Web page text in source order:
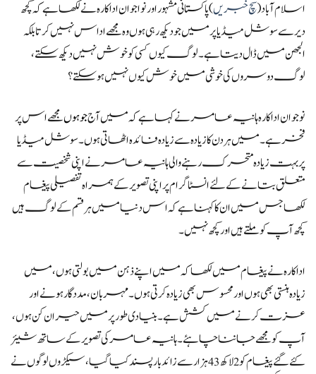
اسلام آباد(سچ خبریں) پاکستانی مشہور اور نواجوان اداکارہ نے لکھا ہے کہ کچھ
دیر سے سوشل میڈیا پر میں جو دیکھ رہی ہوں وہ مجھے اداس نہیں کرتا بلکہ
الجھن میں ڈال دیتا ہے۔ لوگ کیوں کسی کو خوش نہیں دیکھ سکتے،
لوگ دوسروں کی خوشی میں خوش کیوں نہیں ہو سکتے؟
نوجوان اداکارہ ہانیہ عامر نے کہا ہے کہ میں آججو ہوںمجھے اس پر
فخر ہے۔ میں ہر دن کا زیادہ سے زیادہ فائدہ اٹھاتی ہوں۔سوشل میڈیا
پر بہت زیادہ متحرک رہنے والی ہانیہ عامر نے اپنی شخصیت سے
متعلق بتانے کے لئے انسٹاگرام پر اپنی تصویر کے ہمراہ تفصیلی پیغام
لکھا جس میں ان کا کہنا ہے کہ اس دنیا میں ہر قسم کے لوگ ہیں
کچھ آپ کو ملتے ہیں اور کچھ نہیں۔
اداکارہ نے پیغام میں لکھا کہ میں اپنے ذہن میں بولتی ہوں، میں
زیادہ ہنستی بھی ہوں اور محسوس بھی زیادہ کرتی ہوں۔ مہربان، مددگار ہونے اور
عزت کرنے میں کشش ہے۔ بنیادی طور پر میں حیران کن ہوں،
آپ کو مجھے جاننا چاہئے۔ہانیہ عامر کی تصویر کے ساتھ شیئر
کئے گئے پیغام کو 2 لاکھ 43 ہزار سے زائد بار پسند کیا گیا، سیکڑوں لوگوں نے